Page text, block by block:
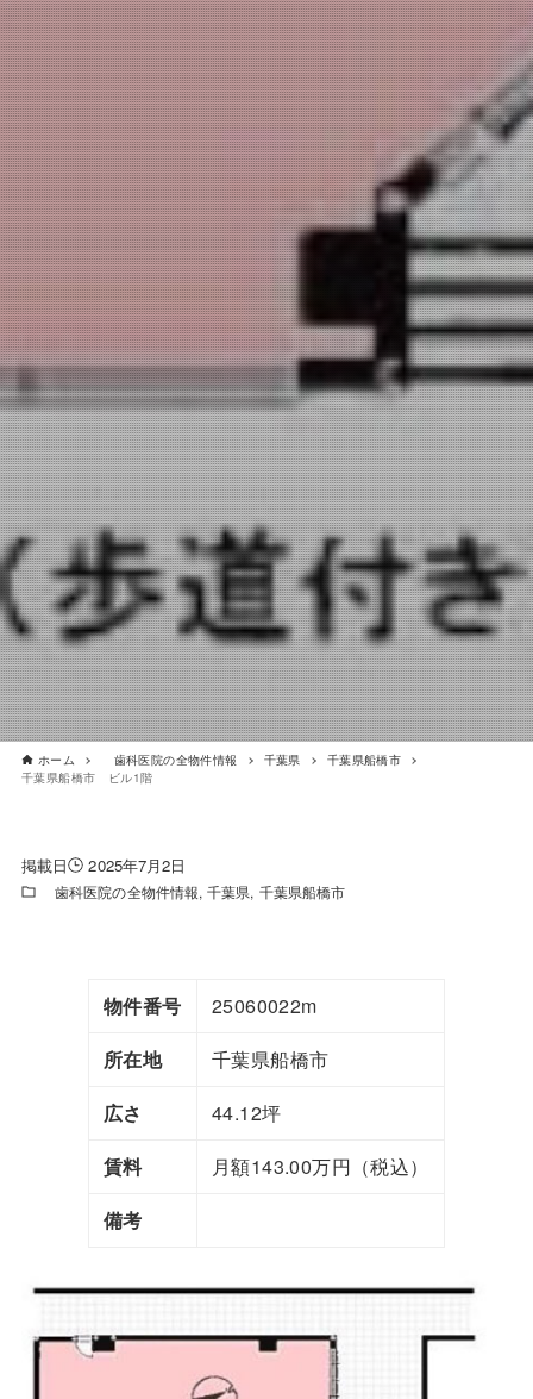
ホーム 歯科医院の全物件情報 千葉県
千葉県船橋市
千葉県船橋市 ビル1階
2025年7月2日
歯科医院の全物件情報 千葉県 千葉県船橋市
物件番号
25060022m
所在地
千葉県船橋市
広さ
44.12坪
賃料
月額143.00万円（税込）
備考